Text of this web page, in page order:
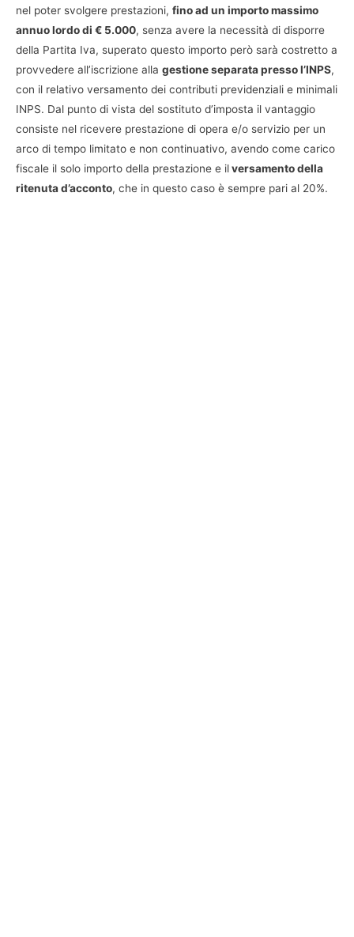
nel poter svolgere prestazioni, fino ad un importo massimo
annuo lordo di € 5.000, senza avere la necessità di disporre
della Partita Iva, superato questo importo però sarà costretto a
provvedere all’iscrizione alla gestione separata presso l’INPS,
con il relativo versamento dei contributi previdenziali e minimali
INPS. Dal punto di vista del sostituto d’imposta il vantaggio
consiste nel ricevere prestazione di opera e/o servizio per un
arco di tempo limitato e non continuativo, avendo come carico
fiscale il solo importo della prestazione e ilversamento della
ritenuta d’acconto, che in questo caso è sempre pari al 20%.